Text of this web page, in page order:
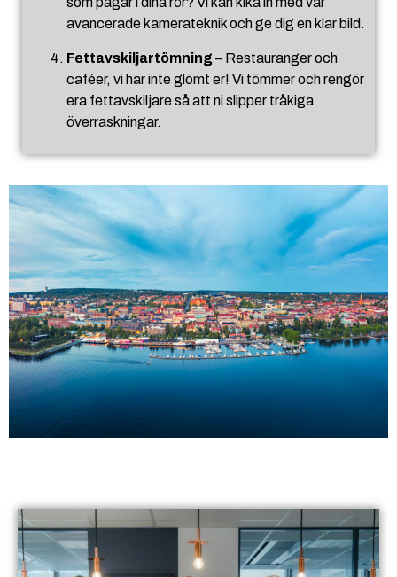
avancerade kamerateknik och ge dig en klar bild.
Fettavskiljartömning– Restauranger och
caféer, vi har inte glömt er! Vi tömmer och rengör
era fettavskiljare så att ni slipper tråkiga
överraskningar.